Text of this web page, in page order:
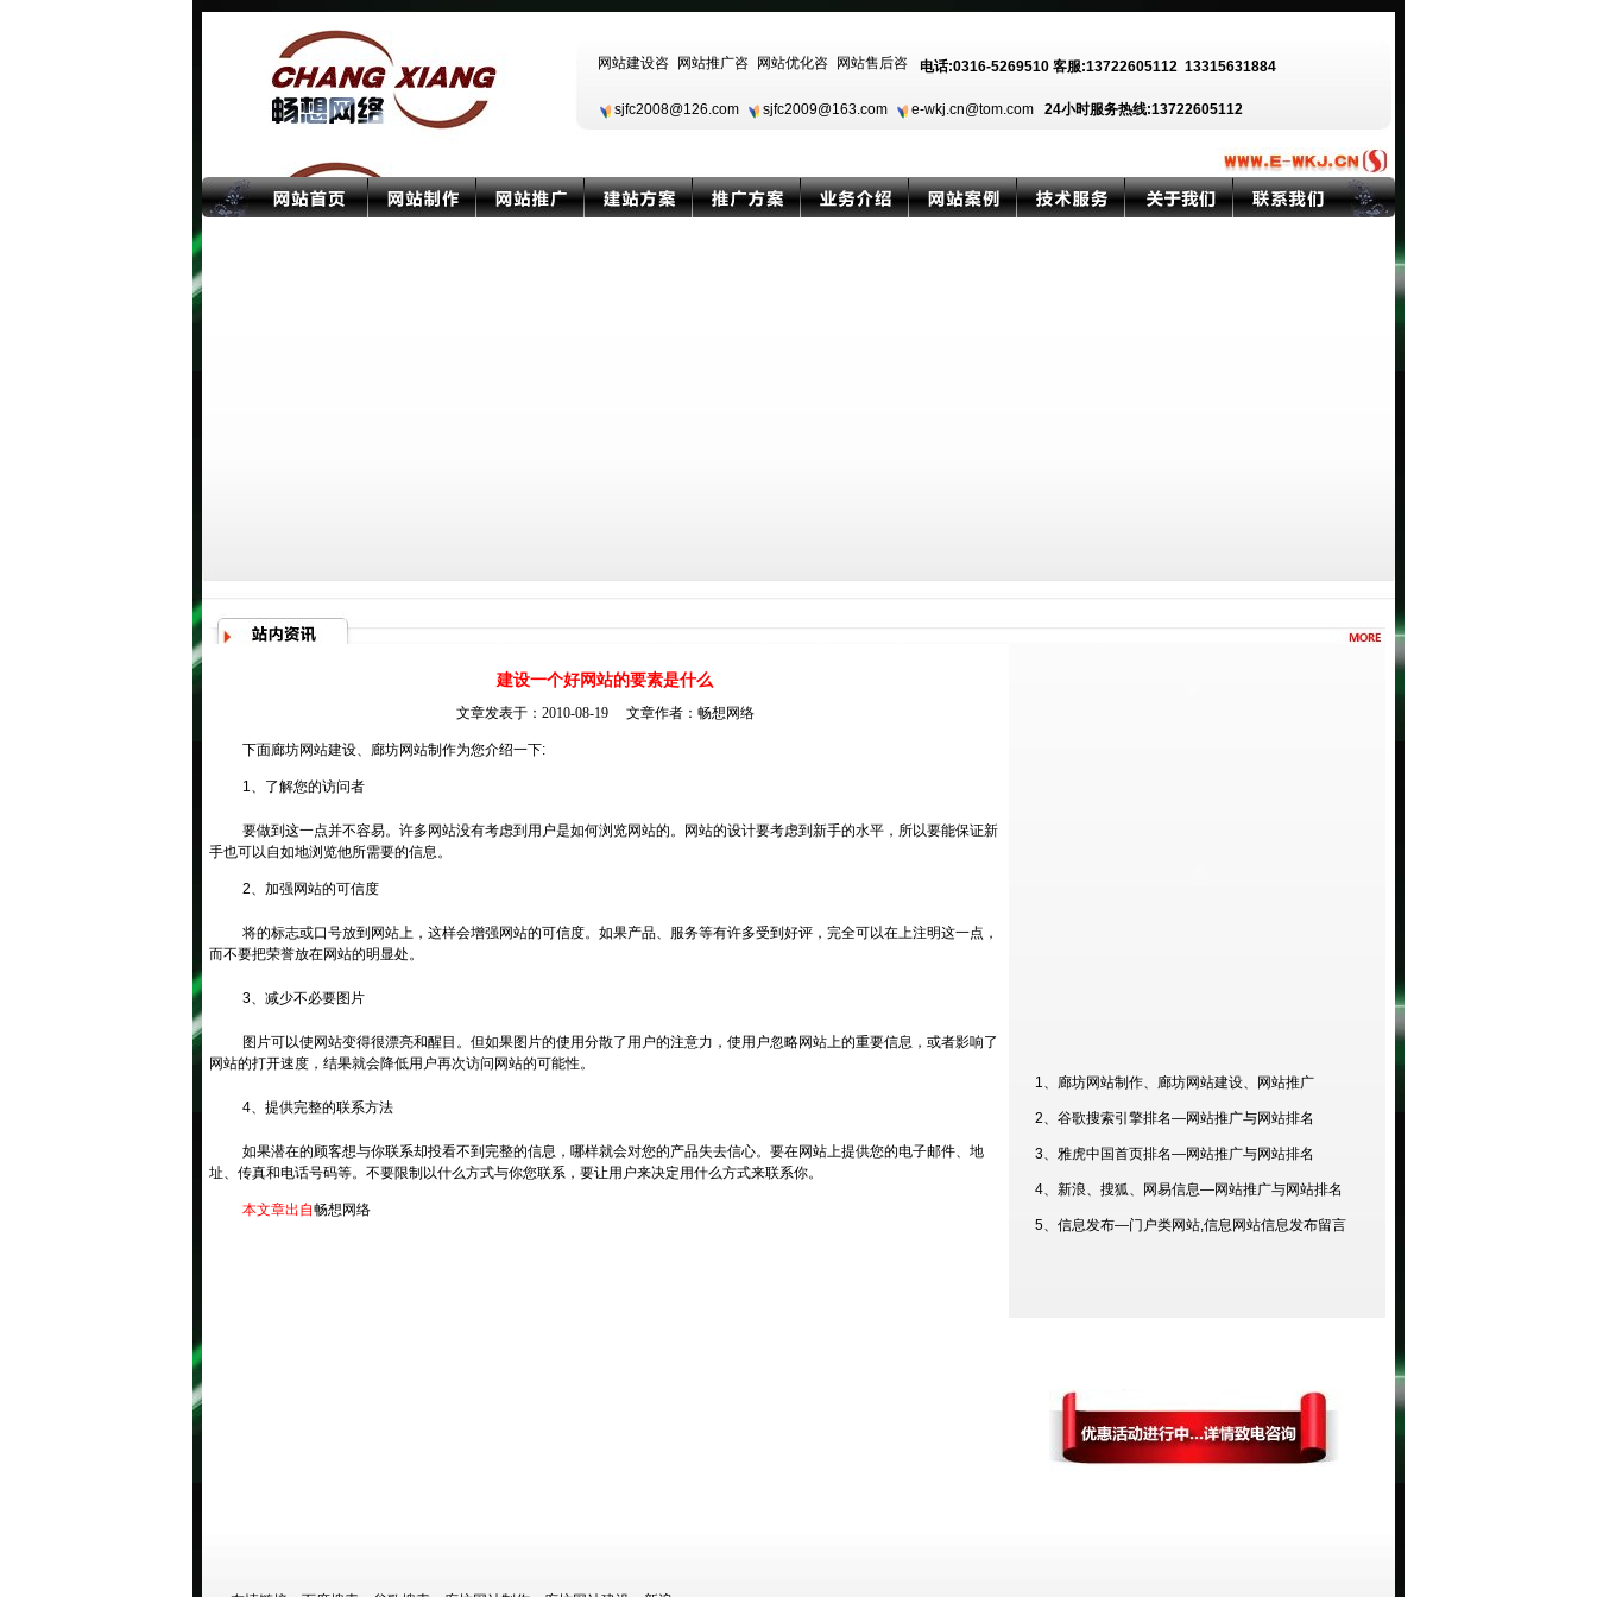
电话:0316-5269510 客服:13722605112 13315631884
sjfc2008@126.com sjfc2009@163.com e-wkj.cn@tom.com 24小时服务热线:13722605112
建设一个好网站的要素是什么
文章发表于：2010-08-19 文章作者： 畅想网络
下面廊坊网站建设、 廊坊网站制作为您介绍一下:
1、了解您的访问者
要做到这一点并不容易。许多网站没有考虑到用户是如何浏览网站的。网站的设计要考虑到新手的水平，所以要能保证新
手也可以自如地浏览他所需要的信息。
2、加强网站的可信度
将的标志或口号放到网站上，这样会增强网站的可信度。如果产品、服务等有许多受到好评，完全可以在上注明这一点，
而不要把荣誉放在网站的明显处。
3、减少不必要图片
图片可以使网站变得很漂亮和醒目。但如果图片的使用分散了用户的注意力，使用户忽略网站上的重要信息，或者影响了
网站的打开速度，结果就会降低用户再次访问网站的可能性。
4、提供完整的联系方法
如果潜在的顾客想与你联系却投看不到完整的信息，哪样就会对您的产品失去信心。要在网站上提供您的电子邮件、地
址、传真和电话号码等。不要限制以什么方式与你您联系，要让用户来决定用什么方式来联系你。
本文章出自畅想网络
1、廊坊网站制作、廊坊网站建设、网站推广
2、谷歌搜索引擎排名—网站推广与网站排名
3、雅虎中国首页排名—网站推广与网站排名
4、新浪、搜狐、网易信息—网站推广与网站排名
5、信息发布—门户类网站,信息网站信息发布留言